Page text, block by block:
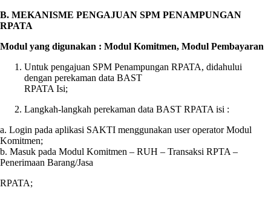
B. MEKANISME PENGAJUAN SPM PENAMPUNGAN
RPATA
Modul yang digunakan : Modul Komitmen, Modul Pembayaran
Untuk pengajuan SPM Penampungan RPATA, didahului
dengan perekaman data BAST
RPATA Isi;
Langkah-langkah perekaman data BAST RPATA isi :
a. Login pada aplikasi SAKTI menggunakan user operator Modul
Komitmen;
b. Masuk pada Modul Komitmen – RUH – Transaksi RPTA –
Penerimaan Barang/Jasa
RPATA;